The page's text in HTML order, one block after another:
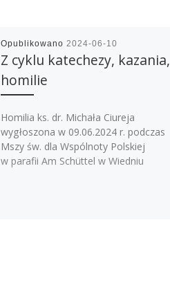
Opublikowano 2024-06-10
Z cyklu katechezy, kazania,
homilie
Homilia ks. dr. Michała Ciureja
wygłoszona w 09.06.2024 r. podczas
Mszy św. dla Wspólnoty Polskiej
w parafii Am Schüttel w Wiedniu